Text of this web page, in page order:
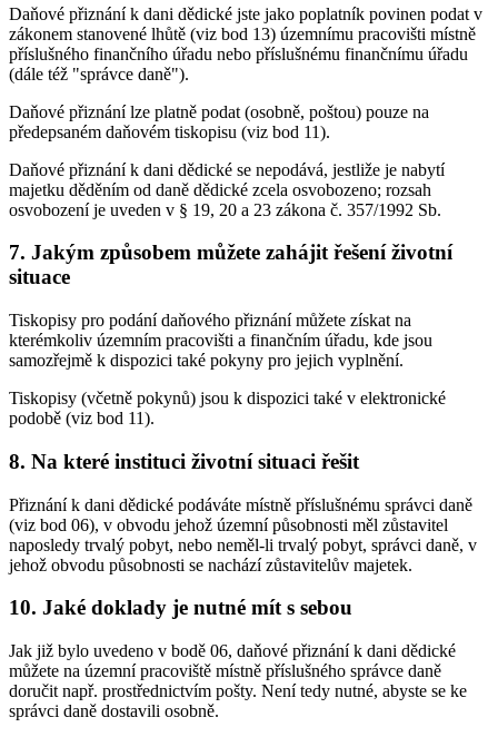
Daňové přiznání k dani dědické jste jako poplatník povinen podat v
zákonem stanovené lhůtě (viz bod 13) územnímu pracovišti místně
příslušného finančního úřadu nebo příslušnému finančnímu úřadu
(dále též "správce daně").
Daňové přiznání lze platně podat (osobně, poštou) pouze na
předepsaném daňovém tiskopisu (viz bod 11).
Daňové přiznání k dani dědické se nepodává, jestliže je nabytí
majetku děděním od daně dědické zcela osvobozeno; rozsah
osvobození je uveden v § 19, 20 a 23 zákona č. 357/1992 Sb.
7. Jakým způsobem můžete zahájit řešení životní
situace
Tiskopisy pro podání daňového přiznání můžete získat na
kterémkoliv územním pracovišti a finančním úřadu, kde jsou
samozřejmě k dispozici také pokyny pro jejich vyplnění.
Tiskopisy (včetně pokynů) jsou k dispozici také v elektronické
podobě (viz bod 11).
8. Na které instituci životní situaci řešit
Přiznání k dani dědické podáváte místně příslušnému správci daně
(viz bod 06), v obvodu jehož územní působnosti měl zůstavitel
naposledy trvalý pobyt, nebo neměl-li trvalý pobyt, správci daně, v
jehož obvodu působnosti se nachází zůstavitelův majetek.
10. Jaké doklady je nutné mít s sebou
Jak již bylo uvedeno v bodě 06, daňové přiznání k dani dědické
můžete na územní pracoviště místně příslušného správce daně
doručit např. prostřednictvím pošty. Není tedy nutné, abyste se ke
správci daně dostavili osobně.